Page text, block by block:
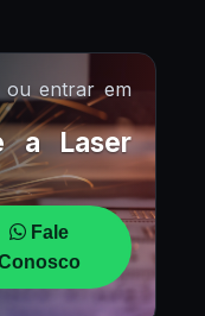
ou entrar em
a Laser
Fale